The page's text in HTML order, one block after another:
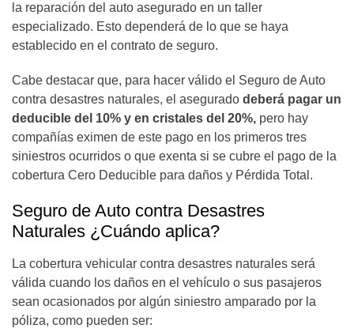
la reparación del auto asegurado en un taller
especializado. Esto dependerá de lo que se haya
establecido en el contrato de seguro.
Cabe destacar que, para hacer válido el Seguro de Auto
contra desastres naturales, el asegurado deberá pagar un
deducible del 10% y en cristales del 20%, pero hay
compañías eximen de este pago en los primeros tres
siniestros ocurridos o que exenta si se cubre el pago de la
cobertura Cero Deducible para daños y Pérdida Total.
Seguro de Auto contra Desastres
Naturales ¿Cuándo aplica?
La cobertura vehicular contra desastres naturales será
válida cuando los daños en el vehículo o sus pasajeros
sean ocasionados por algún siniestro amparado por la
póliza, como pueden ser: